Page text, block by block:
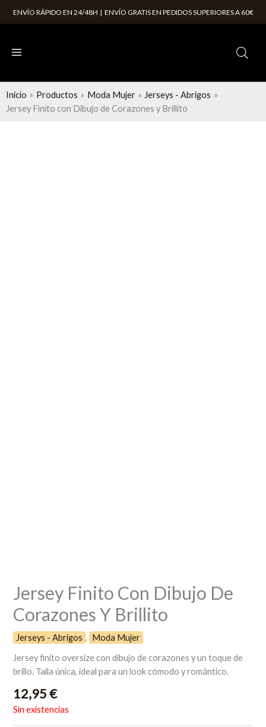
ENVÍO RÁPIDO EN 24/48H | ENVÍO GRATIS EN PEDIDOS SUPERIORES A 60€
Inicio Productos Moda Mujer
Jerseys - Abrigos
Jersey Finito con Dibujo de Corazones y Brillito
Jersey Finito Con Dibujo De
Corazones Y Brillito
Jerseys - Abrigos , Moda Mujer
Jersey finito oversize con dibujo de corazones y un toque de
brillo. Talla única, ideal para un look cómodo y romántico.
12,95€
Sin existencias